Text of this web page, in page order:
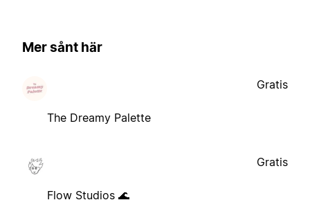
Mer sånt här
The Dreamy Palette
Gratis
Flow Studios 🌊
Gratis